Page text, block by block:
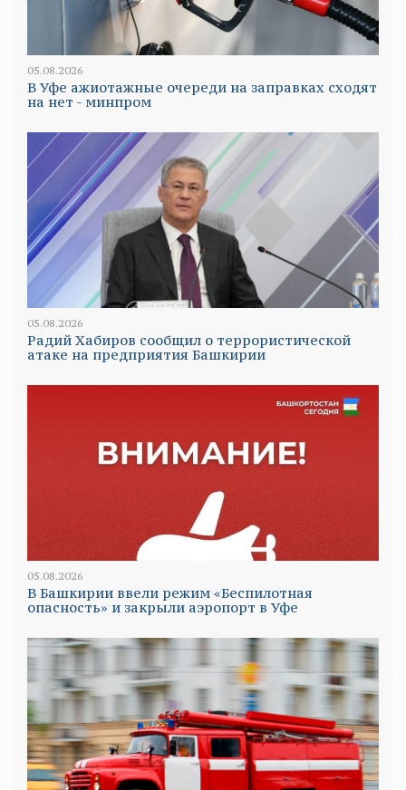
05.08.2026
В Уфе ажиотажные очереди на заправках сходят
на нет - минпром
05.08.2026
Радий Хабиров сообщил о террористической
атаке на предприятия Башкирии
05.08.2026
В Башкирии ввели режим «Беспилотная
опасность» и закрыли аэропорт в Уфе